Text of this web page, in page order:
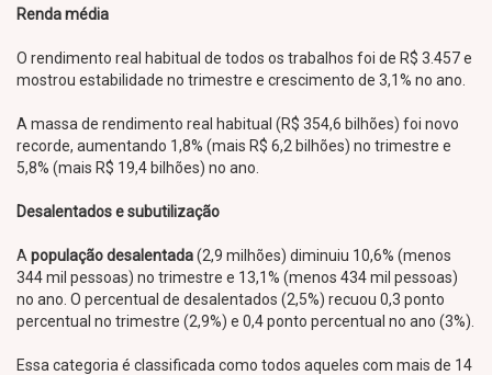
Renda média
O rendimento real habitual de todos os trabalhos foi de R$ 3.457 e
mostrou estabilidade no trimestre e crescimento de 3,1% no ano.
A massa de rendimento real habitual (R$ 354,6 bilhões) foi novo
recorde, aumentando 1,8% (mais R$ 6,2 bilhões) no trimestre e
5,8% (mais R$ 19,4 bilhões) no ano.
Desalentados e subutilização
A população desalentada(2,9 milhões) diminuiu 10,6% (menos
344 mil pessoas) no trimestre e 13,1% (menos 434 mil pessoas)
no ano. O percentual de desalentados (2,5%) recuou 0,3 ponto
percentual no trimestre (2,9%) e 0,4 ponto percentual no ano (3%).
Essa categoria é classificada como todos aqueles com mais de 14